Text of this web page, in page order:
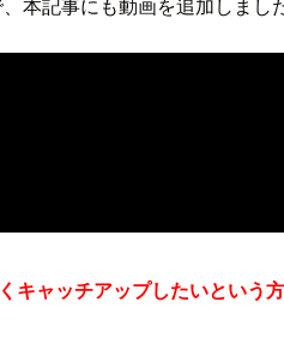
キャッチアップしたいとい